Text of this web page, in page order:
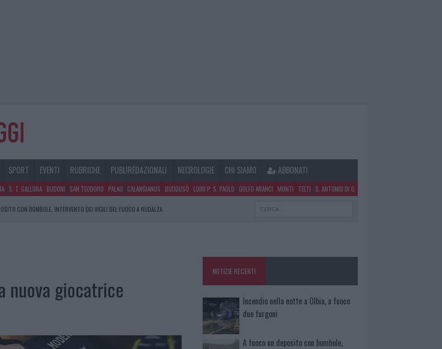
SPORT EVENTI RUBRICHE PUBLIREDAZIONALI NECROLOGIE CHI SIAMO ABBONATI
S. T. GALLURA BUDONI SAN TEODORO PALAU CALANGIANUS BUDDUSÒ LOIRI P. S. PAOLO GOLFO ARANCI MONTI TELTI S. ANTONIO DI G.
CON BOMBOLE, INTERVENTO DEI VIGILI DEL FUOCO A RUDALZA
nuova giocatrice
NOTIZIE RECENTI
Incendio nella notte a Olbia, a fuoco
due furgoni
A fuoco un deposito con bombole,